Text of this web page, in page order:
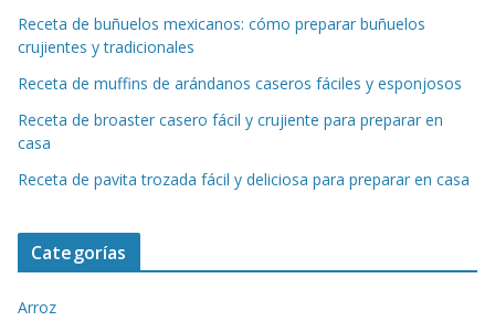
Receta de buñuelos mexicanos: cómo preparar buñuelos
crujientes y tradicionales
Receta de muffins de arándanos caseros fáciles y esponjosos
Receta de broaster casero fácil y crujiente para preparar en
casa
Receta de pavita trozada fácil y deliciosa para preparar en casa
Categorías
Arroz